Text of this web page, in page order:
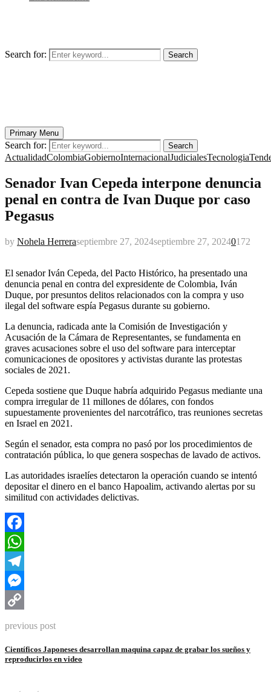
Search for: Search
Primary Menu
Search for: Search
ActualidadColombiaGobiernoInternacionalJudicialesTecnologia
Senador Ivan Cepeda interpone denuncia
penal en contra de Ivan Duque por caso
Pegasus
by Nohela Herreraseptiembre 27, 2024septiembre 27, 20240172
El senador Iván Cepeda, del Pacto Histórico, ha presentado una
denuncia penal en contra del expresidente de Colombia, Iván
Duque, por presuntos delitos relacionados con la compra y uso
ilegal del software espía Pegasus durante su gobierno.
La denuncia, radicada ante la Comisión de Investigación y
Acusación de la Cámara de Representantes, se fundamenta en
graves acusaciones sobre el uso del software para interceptar
comunicaciones de opositores y activistas durante las protestas
sociales de 2021.
Cepeda sostiene que Duque habría adquirido Pegasus mediante una
compra irregular de 11 millones de dólares, con fondos
supuestamente provenientes del narcotráfico, tras reuniones secretas
en Israel en 2021.
Según el senador, esta compra no pasó por los procedimientos de
contratación pública, lo que genera sospechas de lavado de activos.
Las autoridades israelíes detectaron la operación cuando se intentó
depositar el dinero en el banco Hapoalim, activando alertas por su
similitud con actividades delictivas.
Facebook
WhatsApp
Telegram
Messenger
previous post
Científicos Japoneses desarrollan maquina capaz de grabar los sueños y
reproducirlos en video